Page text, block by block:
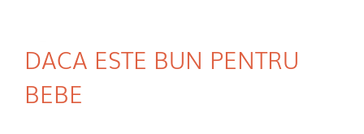
DACA ESTE BUN PENTRU
BEBE